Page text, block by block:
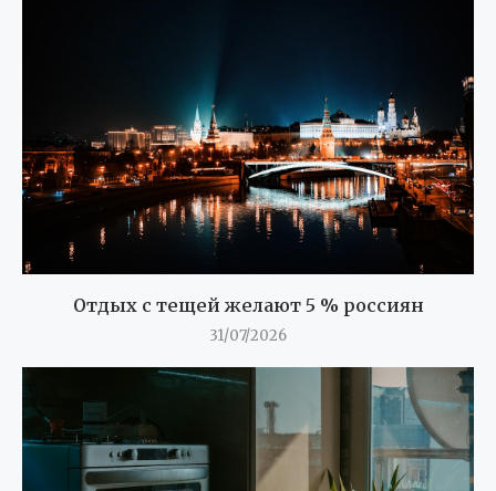
Отдых с тещей желают 5 % россиян
31/07/2026